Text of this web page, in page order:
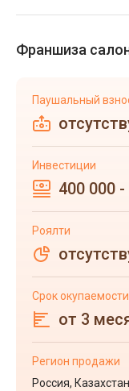
Франшиза
Паушальный
Инвестиции
400 000
Роялти
Срок окупаемости
от 3
Регион продажи
Россия,